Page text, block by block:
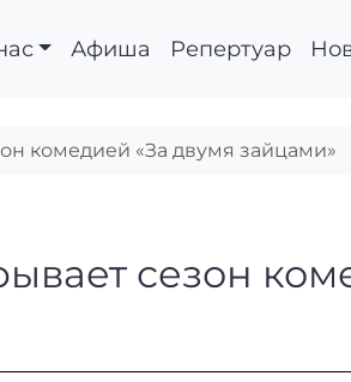
Афиша Репертуар
комедией «За двумя зайцами»
открывает
сезон